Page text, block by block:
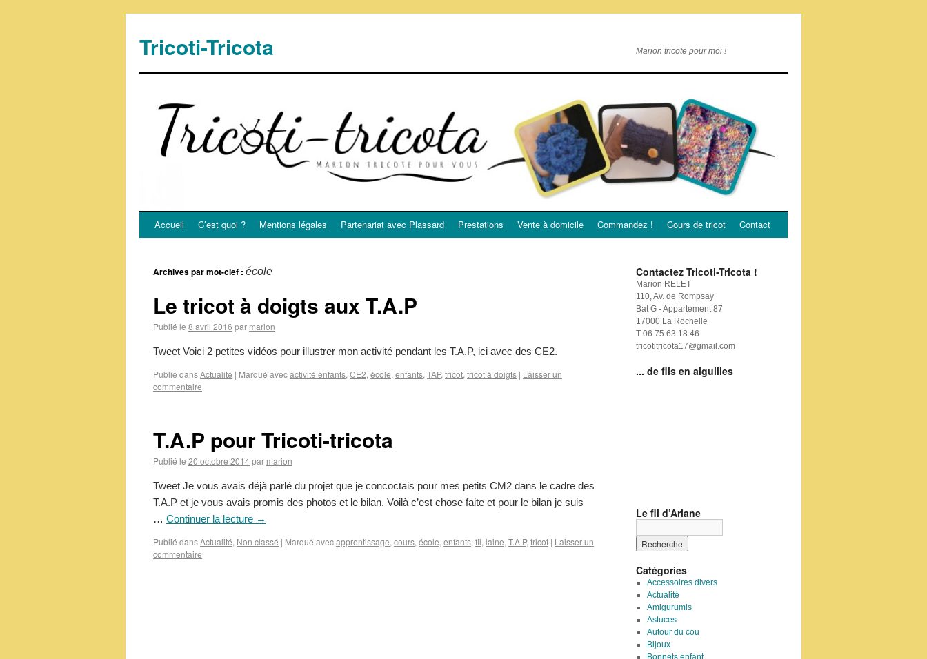
Tricoti-Tricota Marion tricote pour moi !
Accueil C’est quoi ? Mentions légales Partenariat avec Plassard Prestations Vente à domicile Commandez ! Cours de tricot Contact
Archives par mot-clef : école
Le tricot à doigts aux T.A.P
Publié le 8 avril 2016 par marion
Tweet Voici 2 petites vidéos pour illustrer mon activité pendant les T.A.P, ici avec des CE2.
Publié dansActualité | Marqué avecactivité enfants, CE2, école, enfants, TAP, tricot, tricot à doigts | Laisser un
commentaire
T.A.P pour Tricoti-tricota
Publié le 20 octobre 2014par marion
Tweet Je vous avais déjà parlé du projet que je concoctais pour mes petits CM2 dans le cadre des
T.A.P et je vous avais promis des photos et le bilan. Voilà c’est chose faite et pour le bilan je suis
… Continuer la lecture →
Publié dansActualité, Non classé | Marqué avecapprentissage, cours, école, enfants, fil, laine, T.A.P, tricot | Laisser un
commentaire
Contactez Tricoti-Tricota !
Marion RELET
110, Av. de Rompsay
Bat G - Appartement 87
17000 La Rochelle
T 06 75 63 18 46
tricotitricota17@gmail.com
... de fils en aiguilles
Le fil d’Ariane
Catégories
Accessoires divers
Actualité
Amigurumis
Astuces
Autour du cou
Bijoux
Bonnets enfant